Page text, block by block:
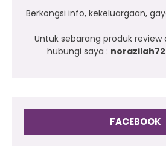
Berkongsi info, kekeluargaan,
Untuk sebarang produk review
hubungi saya :
FACEBOOK